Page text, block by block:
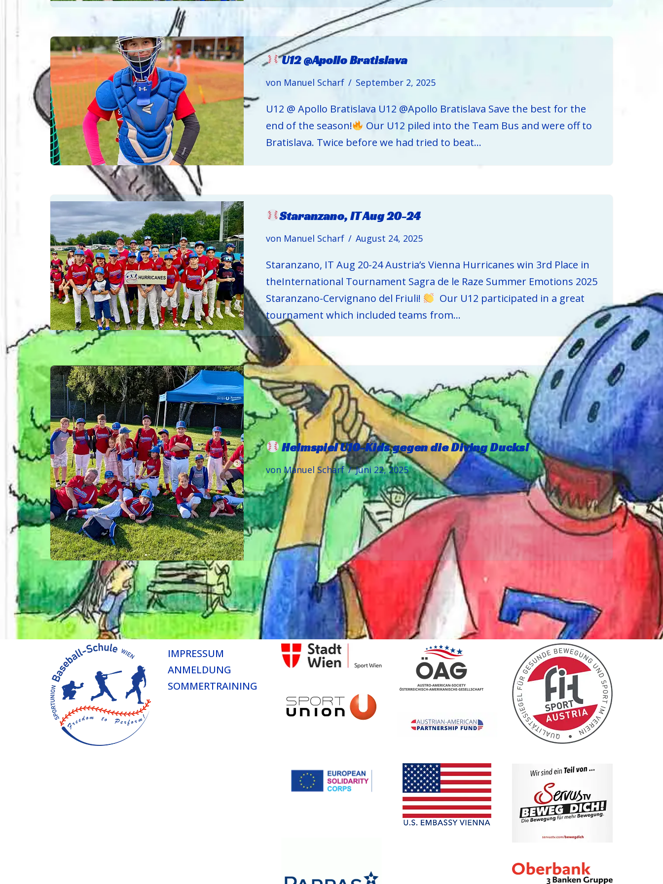
U12 @Apollo Bratislava
von Manuel Scharf September 2, 2025
U12 @ Apollo Bratislava U12 @Apollo Bratislava Save the best for the
end of the season!
Our U12 piled into the Team Bus and were off to
Bratislava. Twice before we had tried to beat…
Staranzano, IT Aug 20-24
von Manuel Scharf August 24, 2025
Staranzano, IT Aug 20-24 Austria’s Vienna Hurricanes win 3rd Place in
theInternational Tournament Sagra de le Raze Summer Emotions 2025
Staranzano-Cervignano del Friuli!
Our U12 participated in a great
tournament which included teams from…
Heimspiel U10-Kids gegen die Diving Ducks!
vonManuel Scharf Juni 22, 2025
IMPRESSUM
ANMELDUNG
SOMMERTRAINING